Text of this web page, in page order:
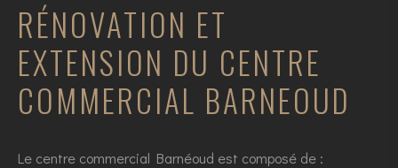
RÉNOVATION ET
EXTENSION DU CENTRE
COMMERCIAL BARNEOUD
Le centre commercial Barnéoud est composé de :